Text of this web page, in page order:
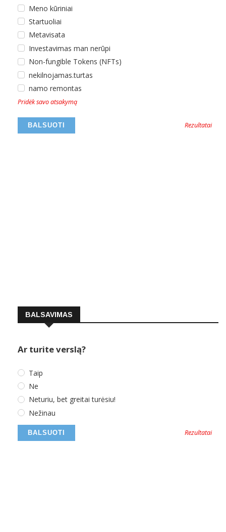
Meno kūriniai
Startuoliai
Metavisata
Investavimas man nerūpi
Non-fungible Tokens (NFTs)
nekilnojamas.turtas
namo remontas
Pridėk savo atsakymą
Rezultatai
BALSAVIMAS
Ar turite verslą?
Taip
Ne
Neturiu, bet greitai turėsiu!
Nežinau
Rezultatai